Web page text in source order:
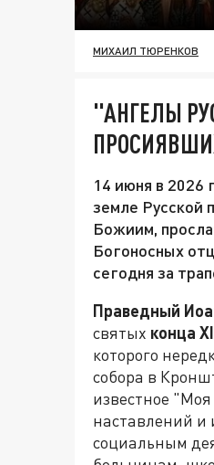
МИХАИЛ ТЮРЕНКОВ
"АНГЕЛЫ
14 июня в 2026
земле Русской
Божиим,
Богоносных
сегодня за
Праведный
святых конца
которого
собора в
известное
наставлений и
социальным